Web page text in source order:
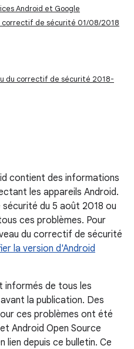
Android et Google
correctif de sécurité 01/08/2018
du correctif de sécurité 2018-
contient des informations
les appareils Android.
du 5 août 2018 ou
ces problèmes. Pour
du correctif de sécurité
la version d'Android
informés de tous les
la publication. Des
ces problèmes ont été
Android Open Source
lien depuis ce bulletin. Ce